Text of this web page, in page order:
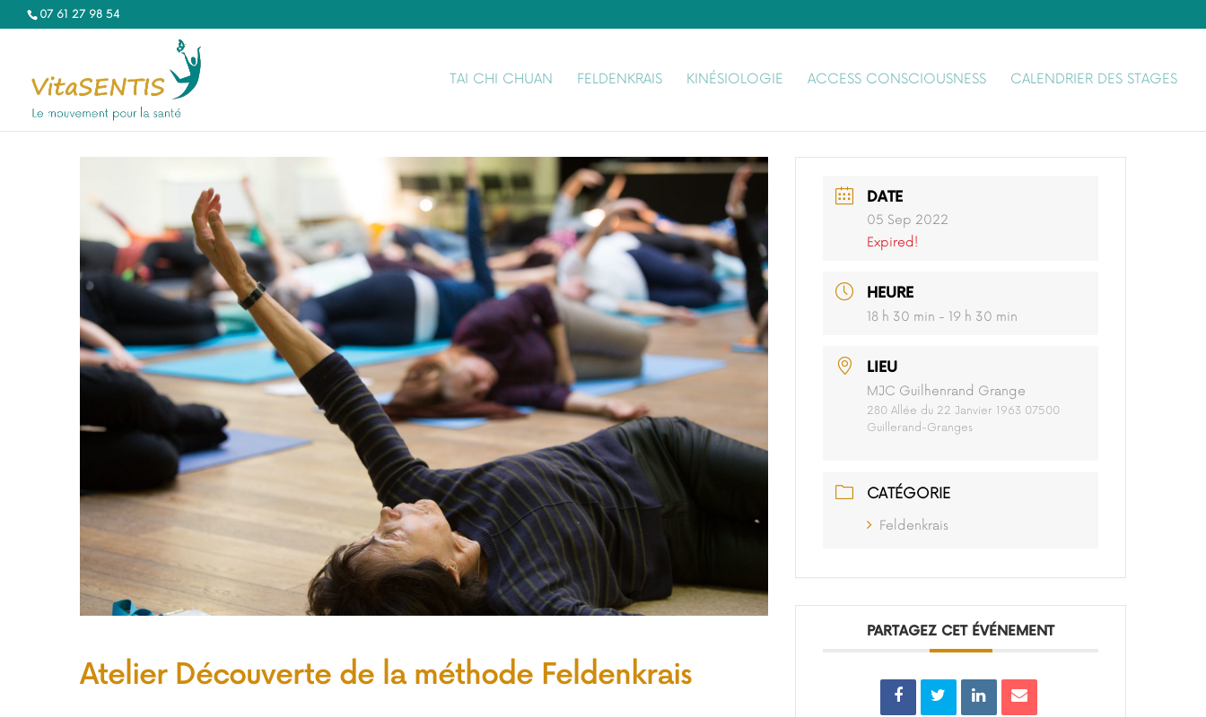
07 61 27 98 54‬
TAI CHI CHUAN FELDENKRAIS KINÉSIOLOGIE ACCESS CONSCIOUSNESS CALENDRIER DES STAGES
Atelier Découverte de la méthode Feldenkrais
DATE
05 Sep 2022
Expired!
HEURE
18 h 30 min - 19 h 30 min
LIEU
MJC Guilhenrand Grange
280 Allée du 22 Janvier 1963 07500
Guillerand-Granges
CATÉGORIE
Feldenkrais
PARTAGEZ CET ÉVÉNEMENT